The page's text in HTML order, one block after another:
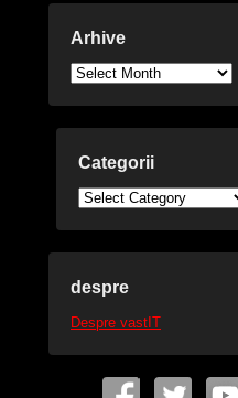
Arhive
Arhive
Categorii
Categorii
despre
Despre vastIT